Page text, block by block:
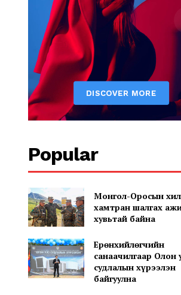
Popular
Монгол-Оросын
хамтран шалгах
хувьтай байна
Ерөнхийлөгчийн
санаачилгаар Олон
судлалын хүрээлэн
байгуулна